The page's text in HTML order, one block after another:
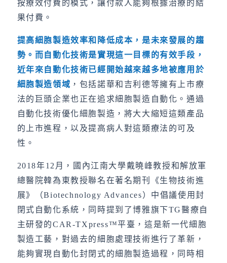
按療效付費的模式，讓付款人能夠根據治療的結
果付費。
提高細胞製造效率和降低成本，是未來發展的趨
勢。而自動化技術是實現這一目標的有效手段，
近年來自動化技術已經開始越來越多地被應用於
細胞製造領域 ，包括諾華和吉利德等擁有上市療
法的巨頭企業也正在追求細胞製造自動化。通過
自動化技術優化細胞製造，將大大縮短這類產品
的上市進程，以及提高病人對這類療法的可及
性。
2018年12月，國內江南大學戴曉峰教授和解放軍
總醫院韓為東教授聯名在著名期刊《生物技術進
展》（Biotechnology Advances）中倡議使用封
閉式自動化系統，同時提到了博雅旗下TG醫療自
主研發的CAR-TXpress™平臺，這是新一代細胞
製造工藝，對過去的細胞處理技術進行了革新，
能夠實現自動化封閉式的細胞製造過程，同時相